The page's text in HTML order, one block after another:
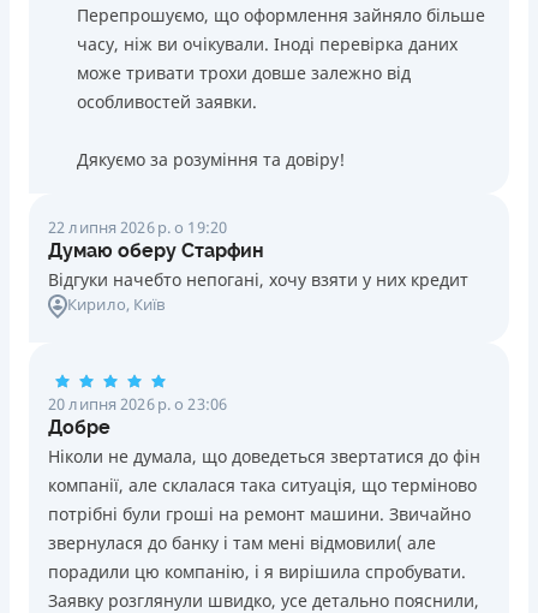
Перепрошуємо, що оформлення зайняло більше
часу, ніж ви очікували. Іноді перевірка даних
може тривати трохи довше залежно від
особливостей заявки.
Дякуємо за розуміння та довіру!
22 липня 2026 р. о 19:20
Думаю оберу Старфин
Відгуки начебто непогані, хочу взяти у них кредит
Кирило, Київ
20 липня 2026 р. о 23:06
Добре
Ніколи не думала, що доведеться звертатися до фін
компанії, але склалася така ситуація, що терміново
потрібні були гроші на ремонт машини. Звичайно
звернулася до банку і там мені відмовили( але
порадили цю компанію, і я вирішила спробувати.
Заявку розглянули швидко, усе детально пояснили,